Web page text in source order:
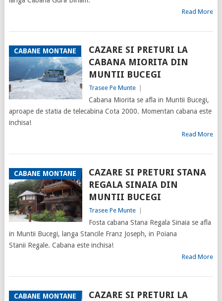
Read More
CABANE MONTANE
CAZARE SI PRETURI LA
CABANA MIORITA DIN
MUNTII BUCEGI
Trasee Pe Munte
Cabana Miorita se afla in Muntii Bucegi,
aproape de statia de telecabina Cota 2000. Momentan cabana este
inchisa!
Read More
CABANE MONTANE
CAZARE SI PRETURI STANA
REGALA SINAIA DIN
MUNTII BUCEGI
Trasee Pe Munte
Fosta cabana Stana Regala Sinaia se afla
in Muntii Bucegi, langa Stancile Franz Joseph, in Poiana
Stanii Regale. Cabana este inchisa!
Read More
CABANE MONTANE
CAZARE SI PRETURI LA